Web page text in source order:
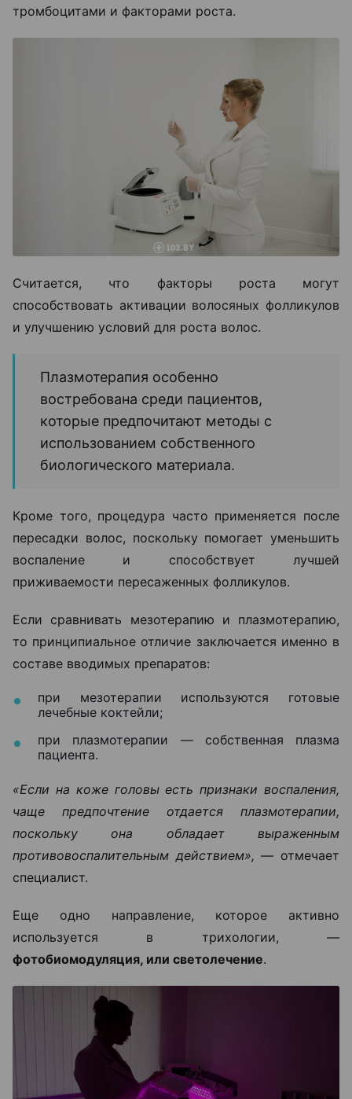
тромбоцитами и факторами роста.
Считается, что факторы роста могут
способствовать активации волосяных фолликулов
и улучшению условий для роста волос.
Плазмотерапия особенно
востребована среди пациентов,
которые предпочитают методы с
использованием собственного
биологического материала.
Кроме того, процедура часто применяется после
пересадки волос, поскольку помогает уменьшить
воспаление и способствует лучшей
приживаемости пересаженных фолликулов.
Если сравнивать мезотерапию и плазмотерапию,
то принципиальное отличие заключается именно в
составе вводимых препаратов:
при мезотерапии используются готовые
лечебные коктейли;
при плазмотерапии — собственная плазма
пациента.
«Если на коже головы есть признаки воспаления,
чаще предпочтение отдается плазмотерапии,
поскольку она обладает выраженным
противовоспалительным действием», — отмечает
специалист.
Еще одно направление, которое активно
используется в трихологии, —
фотобиомодуляция, или светолечение.